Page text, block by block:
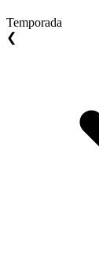
Temporada
❮